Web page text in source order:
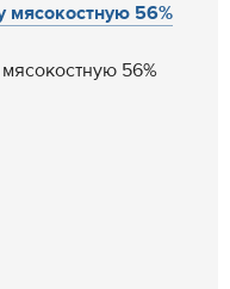
мясокостную 56%
56%